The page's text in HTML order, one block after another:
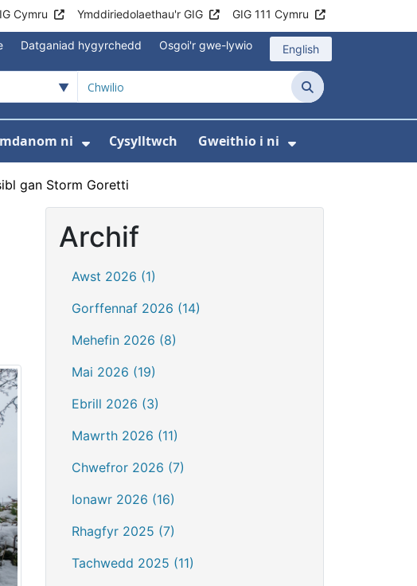
Cymru Ymddiriedolaethau'r GIG GIG 111 Cymru
Datganiad hygyrchedd Osgoi'r gwe-lywio English
Chwilio
Gwybodaeth i gleifion
ar gyfer Digidol
isddewislen ar gyfer Newyddion
ni
Dangos isddewislen ar gyfer Amdanom ni
Cysylltwch Gweithio i ni
Dangos
gan Storm Goretti
Archif
Awst 2026 (1)
Gorffennaf 2026 (14)
Mehefin 2026 (8)
Mai 2026 (19)
Ebrill 2026 (3)
Mawrth 2026 (11)
Chwefror 2026 (7)
Ionawr 2026 (16)
Rhagfyr 2025 (7)
Tachwedd 2025 (11)